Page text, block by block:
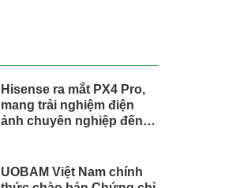
Hisense ra mắt PX4 Pro,
mang trải nghiệm điện
ảnh chuyên nghiệp đến
UOBAM Việt Nam chính